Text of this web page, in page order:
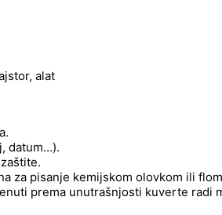
alat
datum…).
za pisanje kemijskom olovkom ili
prema unutrašnjosti kuverte radi